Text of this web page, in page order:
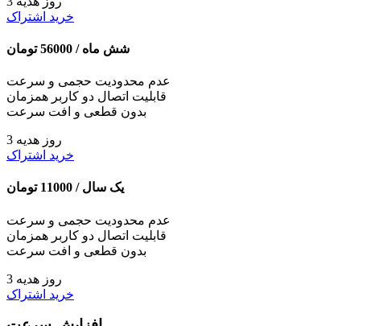
خرید اشتراک
شش ماه / 56000 تومان
عدم محدودیت حجمی و سرعت
قابلیت اتصال دو کاربر همزمان
بدون قطعی و افت سرعت
3 روز هدیه
خرید اشتراک
یک سال / 11000 تومان
عدم محدودیت حجمی و سرعت
قابلیت اتصال دو کاربر همزمان
بدون قطعی و افت سرعت
3 روز هدیه
خرید اشتراک